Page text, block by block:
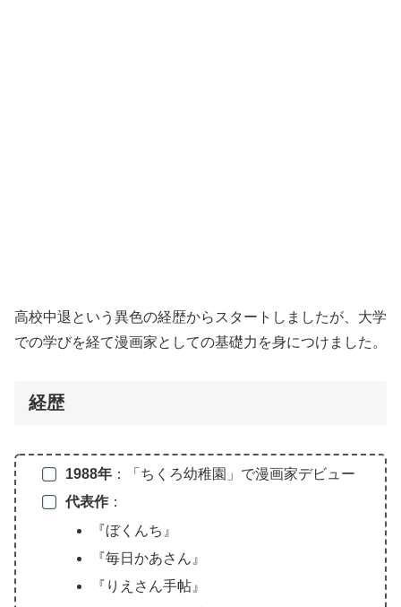
高校中退という異色の経歴からスタートしましたが、大学
での学びを経て漫画家としての基礎力を身につけました。
経歴
1988年：「ちくろ幼稚園」で漫画家デビュー
代表作：
『ぼくんち』
『毎日かあさん』
『りえさん手帖』